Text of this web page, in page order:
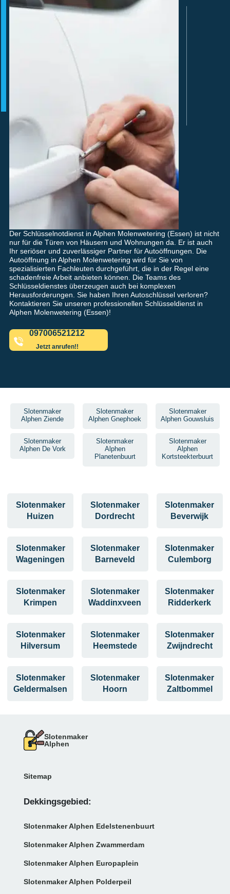
Der Schlüsselnotdienst in Alphen Molenwetering (Essen) ist nicht
nur für die Türen von Häusern und Wohnungen da. Er ist auch
Ihr seriöser und zuverlässiger Partner für Autoöffnungen. Die
Autoöffnung in Alphen Molenwetering wird für Sie von
spezialisierten Fachleuten durchgeführt, die in der Regel eine
schadenfreie Arbeit anbieten können. Die Teams des
Schlüsseldienstes überzeugen auch bei komplexen
Herausforderungen. Sie haben Ihren Autoschlüssel verloren?
Kontaktieren Sie unseren professionellen Schlüsseldienst in
Alphen Molenwetering (Essen)!
097006521212
Jetzt anrufen!!
Slotenmaker
Alphen Ziende
Slotenmaker
Alphen Gnephoek
Slotenmaker
Alphen Gouwsluis
Slotenmaker
Alphen De Vork
Slotenmaker
Alphen
Planetenbuurt
Slotenmaker
Alphen
Kortsteekterbuurt
Slotenmaker
Huizen
Slotenmaker
Dordrecht
Slotenmaker
Beverwijk
Slotenmaker
Wageningen
Slotenmaker
Barneveld
Slotenmaker
Culemborg
Slotenmaker
Krimpen
Slotenmaker
Waddinxveen
Slotenmaker
Ridderkerk
Slotenmaker
Hilversum
Slotenmaker
Heemstede
Slotenmaker
Zwijndrecht
Slotenmaker
Geldermalsen
Slotenmaker
Hoorn
Slotenmaker
Zaltbommel
Slotenmaker
Alphen
Sitemap
Dekkingsgebied:
Slotenmaker Alphen Edelstenenbuurt
Slotenmaker Alphen Zwammerdam
Slotenmaker Alphen Europaplein
Slotenmaker Alphen Polderpeil